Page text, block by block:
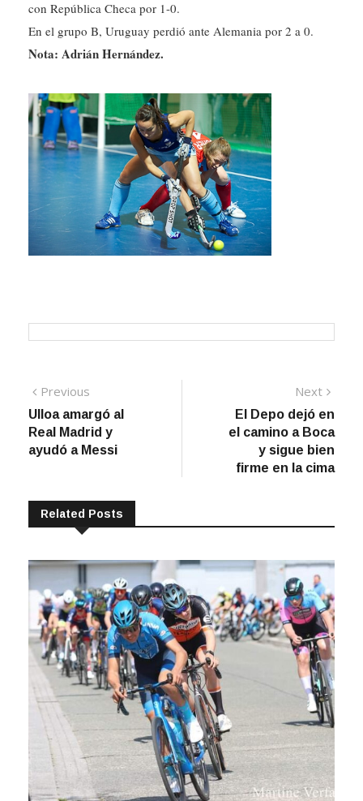
con República Checa por 1-0.
En el grupo B, Uruguay perdió ante Alemania por 2 a 0.
Nota: Adrián Hernández.
Navegación
de
entradas
Previous
post:
Ulloa amargó al
Real Madrid y
ayudó a Messi
Next
El Depo dejó en
el camino a Boca
y sigue bien
firme en la cima
Related Posts